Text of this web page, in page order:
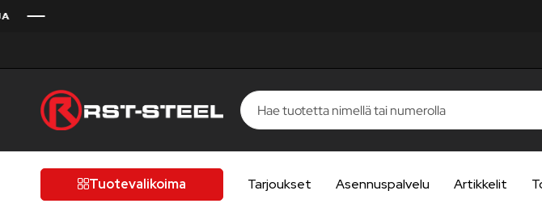
laatutietoiselle
autoilijalleTuotevalikoima Tarjoukset Asennuspalvelu Artikkelit